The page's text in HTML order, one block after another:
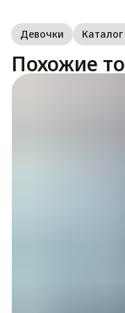
Девочки Каталог
Похожие